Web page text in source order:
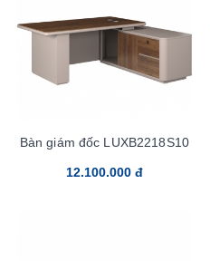
Bàn giám đốc LUXB2218S10
12.100.000 đ